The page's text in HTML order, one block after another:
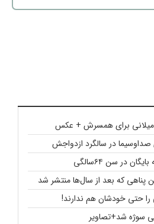
میلانی برای همسرش + عکس
در سالگرد ازدواجش
در سن ۶۴سالگی
پناهی که بعد از سال‌ها منتشر شد
حتی خودشان هم ندارند!
سوژه شد+تصاویر